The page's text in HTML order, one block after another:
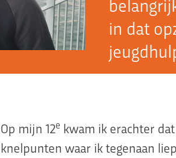
in dat
Op mijn 12e kwam ik erachter
knelpunten waar ik tegenaan